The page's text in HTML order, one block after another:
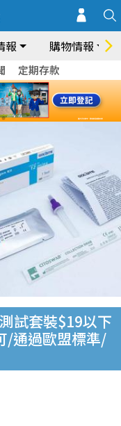
報 購物情報
定期存款
試套裝$19以下
/通過歐盟標準/